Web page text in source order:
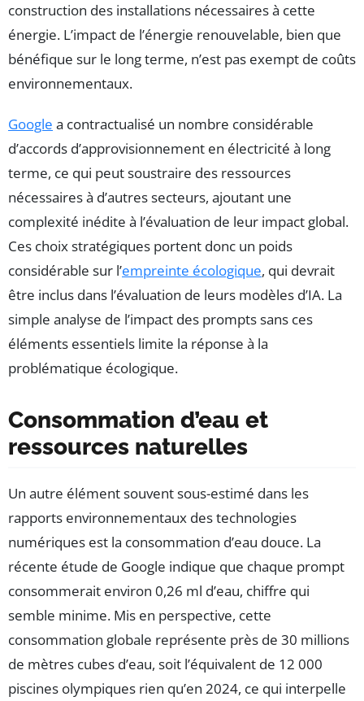
construction des installations nécessaires à cette
énergie. L’impact de l’énergie renouvelable, bien que
bénéfique sur le long terme, n’est pas exempt de coûts
environnementaux.
Google a contractualisé un nombre considérable
d’accords d’approvisionnement en électricité à long
terme, ce qui peut soustraire des ressources
nécessaires à d’autres secteurs, ajoutant une
complexité inédite à l’évaluation de leur impact global.
Ces choix stratégiques portent donc un poids
considérable sur l’empreinte écologique, qui devrait
être inclus dans l’évaluation de leurs modèles d’IA. La
simple analyse de l’impact des prompts sans ces
éléments essentiels limite la réponse à la
problématique écologique.
Consommation d’eau et
ressources naturelles
Un autre élément souvent sous-estimé dans les
rapports environnementaux des technologies
numériques est la consommation d’eau douce. La
récente étude de Google indique que chaque prompt
consommerait environ 0,26 ml d’eau, chiffre qui
semble minime. Mis en perspective, cette
consommation globale représente près de 30 millions
de mètres cubes d’eau, soit l’équivalent de 12 000
piscines olympiques rien qu’en 2024, ce qui interpelle